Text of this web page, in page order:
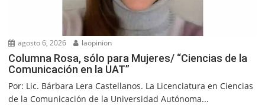
agosto 6, 2026 laopinion
Columna Rosa, sólo para Mujeres/ “Ciencias de la
Comunicación en la UAT”
Por: Lic. Bárbara Lera Castellanos. La Licenciatura en Ciencias
de la Comunicación de la Universidad Autónoma...